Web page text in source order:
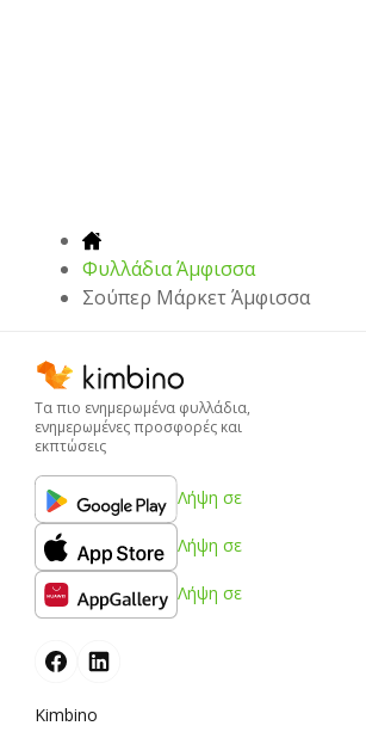
Φυλλάδια Άμφισσα
Σούπερ Μάρκετ Άμφισσα
Τα πιο ενημερωμένα φυλλάδια,
ενημερωμένες προσφορές και
εκπτώσεις
Λήψη σε
Λήψη σε
Λήψη σε
Kimbino